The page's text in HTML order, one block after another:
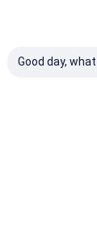
업그레
아우닝 부
Good day,